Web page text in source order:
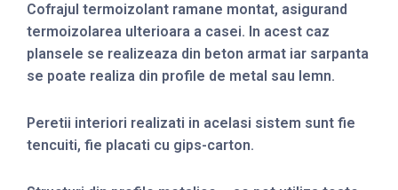
Cofrajul termoizolant ramane montat, asigurand
termoizolarea ulterioara a casei. In acest caz
plansele se realizeaza din beton armat iar sarpanta
se poate realiza din profile de metal sau lemn.
Peretii interiori realizati in acelasi sistem sunt fie
tencuiti, fie placati cu gips-carton.